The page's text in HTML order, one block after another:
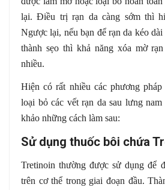
lại. Điều trị rạn da càng sớm thì
Ngược lại, nếu bạn để rạn da kéo
thành sẹo thì khả năng xóa mờ
nhiều.
Hiện có rất nhiều các phương
loại bỏ các vết rạn da sau lưng
khảo những cách làm sau:
Sử dụng thuốc bôi chứa
Tretinoin thường được sử dụng để
trên cơ thể trong giai đoạn đầu.